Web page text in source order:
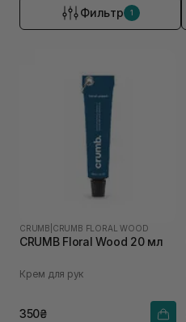
Фильтр 1
CRUMB CRUMB FLORAL WOOD
CRUMB Floral Wood 20 мл
Крем для рук
350₴